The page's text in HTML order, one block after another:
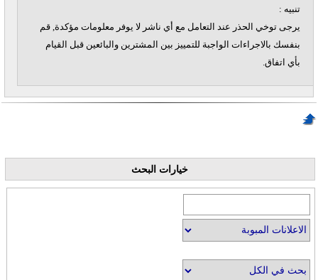
تنبيه :
يرجى توخي الحذر عند التعامل مع أي ناشر لا يوفر معلومات مؤكدة, قم
بنفسك بالاجراءات الواجبة للتمييز بين المشترين والبائعين قبل القيام
بأي اتفاق.
خيارات البحث